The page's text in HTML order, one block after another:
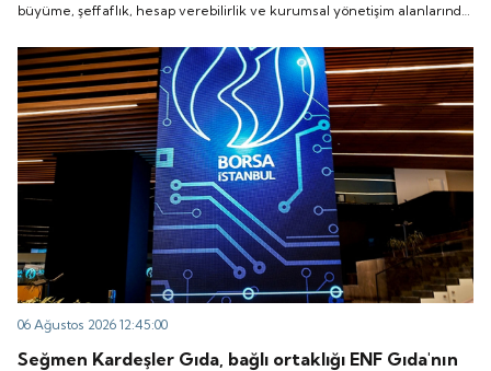
alanlarında yeni bir döneme girdiğini belirtti.
büyüme, şeffaflık, hesap verebilirlik ve kurumsal yönetişim alanlarında
06 Ağustos 2026 12:45:00
Seğmen Kardeşler Gıda, bağlı ortaklığı ENF Gıda'nın